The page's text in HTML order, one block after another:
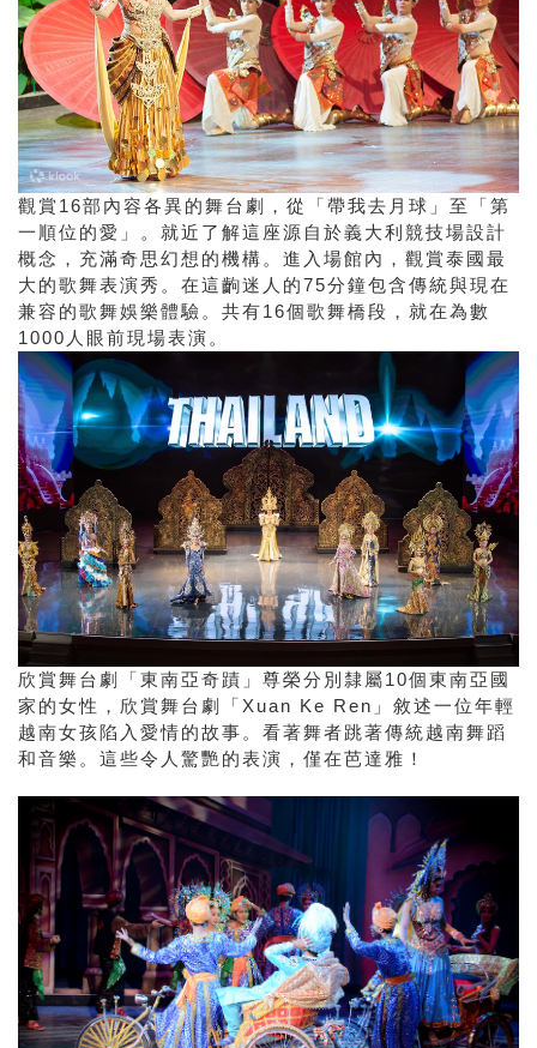
觀賞16部內容各異的舞台劇，從「帶我去月球」至「第
一順位的愛」。就近了解這座源自於義大利競技場設計
概念，充滿奇思幻想的機構。進入場館內，觀賞泰國最
大的歌舞表演秀。在這齣迷人的75分鐘包含傳統與現在
兼容的歌舞娛樂體驗。共有16個歌舞橋段，就在為數
1000人眼前現場表演。
欣賞舞台劇「東南亞奇蹟」尊榮分別隸屬10個東南亞國
家的女性，欣賞舞台劇「Xuan Ke Ren」敘述一位年輕
越南女孩陷入愛情的故事。看著舞者跳著傳統越南舞蹈
和音樂。這些令人驚艷的表演，僅在芭達雅！